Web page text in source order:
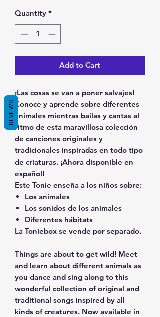
Quantity *
Add to Cart
¡Las cosas se van a poner salvajes!
Conoce y aprende sobre diferentes
animales mientras bailas y cantas al
ritmo de esta maravillosa colección
de canciones originales y
tradicionales inspiradas en todo tipo
de criaturas. ¡Ahora disponible en
español!
Este Tonie enseña a los niños sobre:
Los animales
Los sonidos de los animales
Diferentes hábitats
La Toniebox se vende por separado.
Things are about to get wild! Meet
and learn about different animals as
you dance and sing along to this
wonderful collection of original and
traditional songs inspired by all
kinds of creatures. Now available in
REVIEWS